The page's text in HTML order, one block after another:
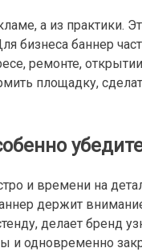
а из практики.
бизнеса баннер
ремонте,
площадку,
и времени на
держит
делает бренд
и одновременно